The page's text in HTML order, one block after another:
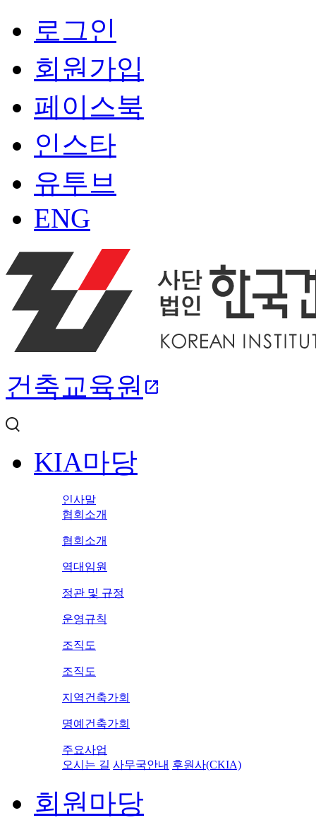
로그인
회원가입
페이스북
인스타
유투브
ENG
건축교육원 open_in_new
KIA마당
인사말
협회소개
협회소개
역대임원
정관 및 규정
운영규칙
조직도
조직도
지역건축가회
명예건축가회
주요사업
오시는 길 사무국안내 후원사(CKIA)
회원마당